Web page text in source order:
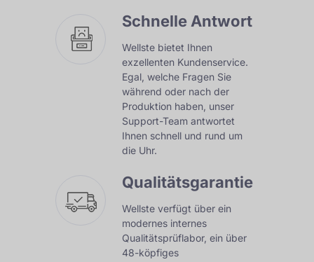
Schnelle Antwort
Wellste bietet Ihnen
exzellenten Kundenservice.
Egal, welche Fragen Sie
während oder nach der
Produktion haben, unser
Support-Team antwortet
Ihnen schnell und rund um
die Uhr.
Qualitätsgarantie
Wellste verfügt über ein
modernes internes
Qualitätsprüflabor, ein über
48-köpfiges